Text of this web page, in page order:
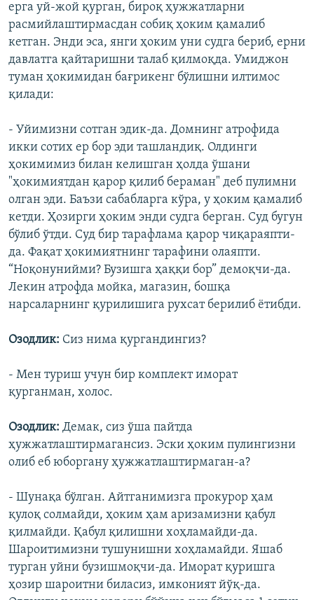
ерга уй-жой қурган, бироқ ҳужжатларни
расмийлаштирмасдан собиқ ҳоким қамалиб
кетган. Энди эса, янги ҳоким уни судга бериб, ерни
давлатга қайтаришни талаб қилмоқда. Умиджон
туман ҳокимидан бағрикенг бўлишни илтимос
қилади:
- Уйимизни сотган эдик-да. Домнинг атрофида
икки сотих ер бор эди ташландиқ. Олдинги
ҳокимимиз билан келишган ҳолда ўшани
"ҳокимиятдан қарор қилиб бераман" деб пулимни
олган эди. Баъзи сабабларга кўра, у ҳоким қамалиб
кетди. Ҳозирги ҳоким энди судга берган. Суд бугун
бўлиб ўтди. Суд бир тарафлама қарор чиқараяпти-
да. Фақат ҳокимиятнинг тарафини олаяпти.
“Ноқонунийми? Бузишга ҳаққи бор” демоқчи-да.
Лекин атрофда мойка, магазин, бошқа
нарсаларнинг қурилишига рухсат берилиб ëтибди.
Озодлик: Сиз нима қургандингиз?
- Мен туриш учун бир комплект иморат
қурганман, холос.
Озодлик: Демак, сиз ўша пайтда
ҳужжатлаштирмагансиз. Эски ҳоким пулингизни
олиб еб юборгану ҳужжатлаштирмаган-а?
- Шунақа бўлган. Айтганимизга прокурор ҳам
қулоқ солмайди, ҳоким ҳам аризамизни қабул
қилмайди. Қабул қилишни хоҳламайди-да.
Шароитимизни тушунишни хоҳламайди. Яшаб
турган уйни бузишмоқчи-да. Иморат қуришга
ҳозир шароитни биласиз, имконият йўқ-да.